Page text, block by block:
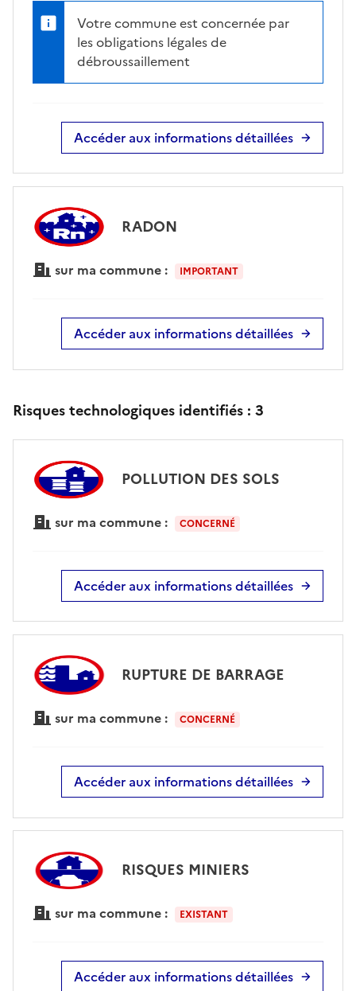
Votre commune est concernée par
les obligations légales de
débroussaillement
Accéder aux informations détaillées
RADON
sur ma commune : IMPORTANT
Accéder aux informations détaillées
Risques technologiques identifiés : 3
POLLUTION DES SOLS
sur ma commune : CONCERNÉ
Accéder aux informations détaillées
RUPTURE DE BARRAGE
sur ma commune : CONCERNÉ
Accéder aux informations détaillées
RISQUES MINIERS
sur ma commune : EXISTANT
Accéder aux informations détaillées